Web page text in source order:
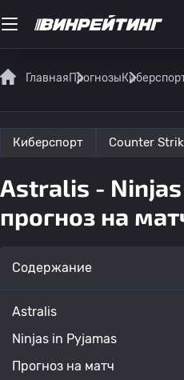
ГлавнаяПрогнозы
Киберспорт Counter
Astralis -
прогноз на
Содержание
Astralis
Ninjas in Pyjamas
Прогноз на матч